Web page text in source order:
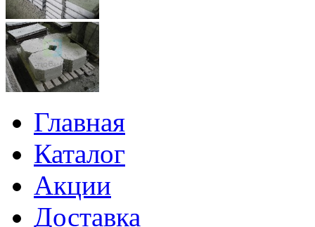
Главная
Каталог
Акции
Доставка